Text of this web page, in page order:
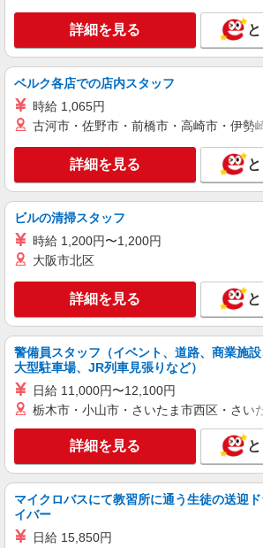
セントスタッフ株式会社 大宮支店（19323)
保育士
時給：1,450円〜1,550
異なります。 ※交通費は
(規定あり) ※交通費全額支給 ※年次有給休暇あり
※産休育休あり ※退職金
希望休の調整や曜日固定の勤務
幅は経験・能力による
埼玉県新座市栄3
キープ
セントスタッフ株式会社 大宮支店（161295)
保育士
異なります。 ※交通費は別途全額支給致します。
(規定あり) ※交通費全額支給 ※年次有給休暇あり
※産休育休あり ※退職金支給制度あり ※その他、
希望休の調整や曜日固定の勤
幅は経験・能力による
埼玉県新座市野火止1
キープ
派遣社員
セントスタッフ株式会社 大宮支店（13356)
時給：1,450円〜1,550
異なります。 ※交通費は別
※産休育休あり ※退職金支
希望休の調整や曜日固定の勤
埼玉県新座市新堀1
詳細を見る
ベルク各店での店内スタッフ
時給 1,065円
古河市・佐野市・前橋市・高崎市・伊勢
詳細を見る
ビルの清掃スタッフ
時給 1,200円〜1,200円
大阪市北区
詳細を見る
警備員スタッフ（イベント、道路、商業施設
大型駐車場、JR列車見張りなど）
日給 11,000円〜12,100円
栃木市・小山市・さいたま市西区・さい
詳細を見る
マイクロバスにて教習所に通う生徒の送迎ド
イバー
日給 15,850円